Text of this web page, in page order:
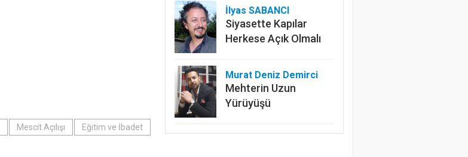
Mescit Açılışı Eğitim ve İbadet
İlyas SABANCI
Siyasette Kapılar
Herkese Açık Olmalı
Murat Deniz Demirci
Mehterin Uzun
Yürüyüşü